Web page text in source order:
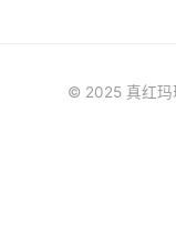
© 2025 真红玛